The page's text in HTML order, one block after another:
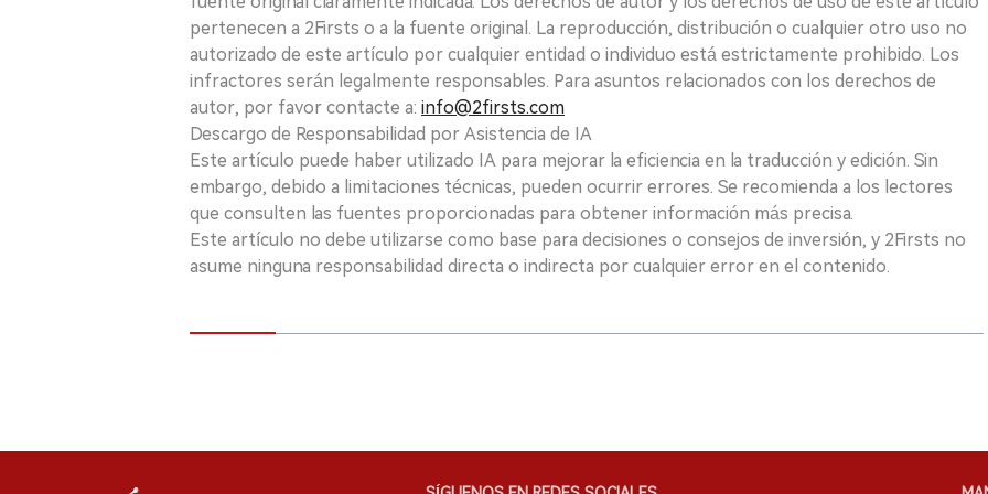
pertenecen a 2Firsts o a la fuente original. La reproducción, distribución o cualquier otro uso no
autorizado de este artículo por cualquier entidad o individuo está estrictamente prohibido. Los
infractores serán legalmente responsables. Para asuntos relacionados con los derechos de
autor, por favor contacte a: info@2firsts.com
Descargo de Responsabilidad por Asistencia de IA
Este artículo puede haber utilizado IA para mejorar la eficiencia en la traducción y edición. Sin
embargo, debido a limitaciones técnicas, pueden ocurrir errores. Se recomienda a los lectores
que consulten las fuentes proporcionadas para obtener información más precisa.
Este artículo no debe utilizarse como base para decisiones o consejos de inversión, y 2Firsts no
asume ninguna responsabilidad directa o indirecta por cualquier error en el contenido.